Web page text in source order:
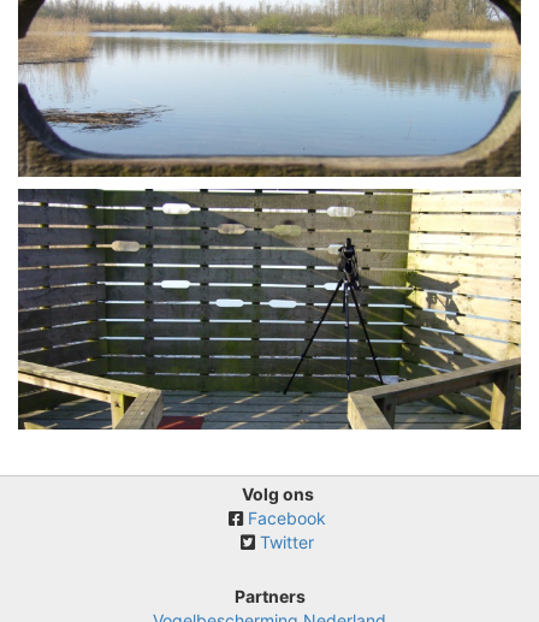
Volg ons
Facebook
Twitter
Partners